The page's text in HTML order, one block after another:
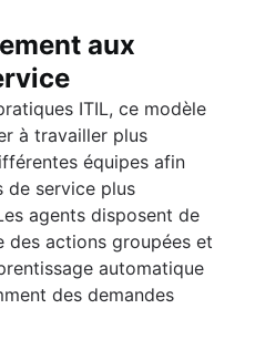
aux
ITIL, ce modèle
à travailler plus
équipes afin
de service plus
agents disposent de
des actions groupées et
automatique
des demandes